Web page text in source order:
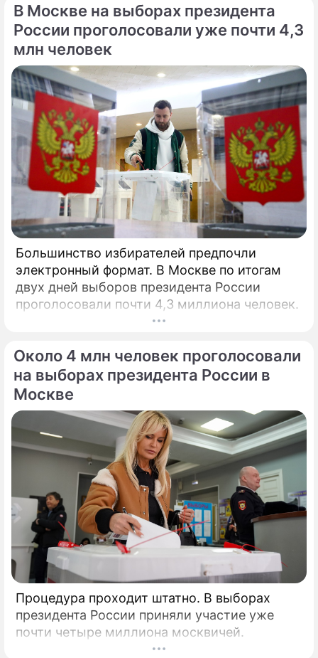
В Москве на выборах президента
России проголосовали уже почти 4,3
млн человек
Большинство избирателей предпочли
электронный формат. В Москве по итогам
двух дней выборов президента России
проголосовали почти 4,3 миллиона человек.
Около 4 млн человек проголосовали
на выборах президента России в
Москве
Процедура проходит штатно. В выборах
президента России приняли участие уже
почти четыре миллиона москвичей.